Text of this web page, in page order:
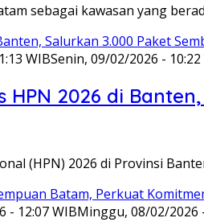
sebagai kawasan yang
WIBSenin, 09/02/2026 - 10:22
2026 di
(HPN) 2026 di Provinsi
- 12:07 WIBMinggu, 08/02/2026